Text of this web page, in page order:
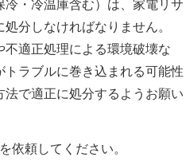
・冷温庫含む）は、家電リサ
分しなければなりません。
適正処理による環境破壊な
ラブルに巻き込まれる可能性
で適正に処分するようお願い
依頼してください。